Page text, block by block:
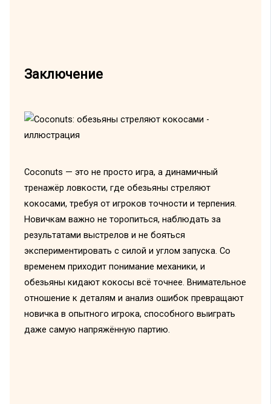
Заключение
Coconuts — это не просто игра, а динамичный
тренажёр ловкости, где обезьяны стреляют
кокосами, требуя от игроков точности и терпения.
Новичкам важно не торопиться, наблюдать за
результатами выстрелов и не бояться
экспериментировать с силой и углом запуска. Со
временем приходит понимание механики, и
обезьяны кидают кокосы всё точнее. Внимательное
отношение к деталям и анализ ошибок превращают
новичка в опытного игрока, способного выиграть
даже самую напряжённую партию.